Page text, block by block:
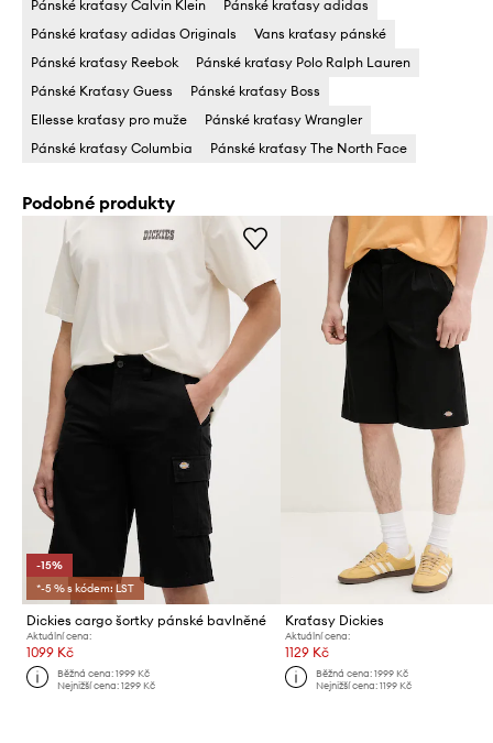
Pánské kraťasy Calvin Klein
Pánské kraťasy adidas
Pánské kraťasy adidas Originals
Vans kraťasy pánské
Pánské kraťasy Reebok
Pánské kraťasy Polo Ralph Lauren
Pánské Kraťasy Guess
Pánské kraťasy Boss
Ellesse kraťasy pro muže
Pánské kraťasy Wrangler
Pánské kraťasy Columbia
Pánské kraťasy The North Face
Podobné produkty
-15%
*-5 % s kódem: LST
Dickies cargo šortky pánské bavlněné
Aktuální cena:
1099 Kč
Běžná cena:1999 Kč
Nejnižší cena:1299 Kč
Kraťasy Dickies
Aktuální cena:
1129 Kč
Běžná cena: 1999 Kč
Nejnižší cena: 1199 Kč